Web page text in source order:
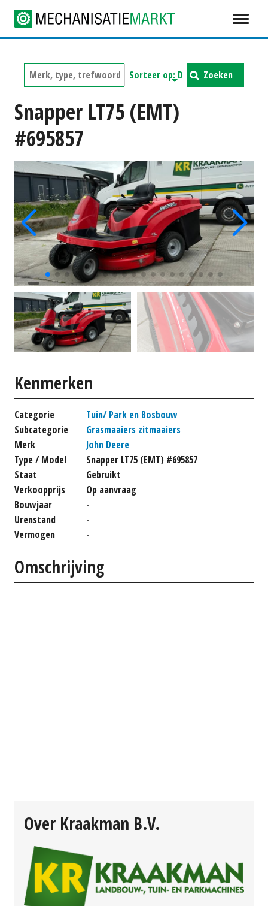
Zoeken
Snapper LT75 (EMT)
#695857
Kenmerken
Categorie
Tuin/ Park en Bosbouw
Subcategorie
Grasmaaiers zitmaaiers
Merk
John Deere
Type / Model
Snapper LT75 (EMT) #695857
Staat
Gebruikt
Verkoopprijs
Op aanvraag
Bouwjaar
-
Urenstand
-
Vermogen
-
Omschrijving
Over Kraakman B.V.